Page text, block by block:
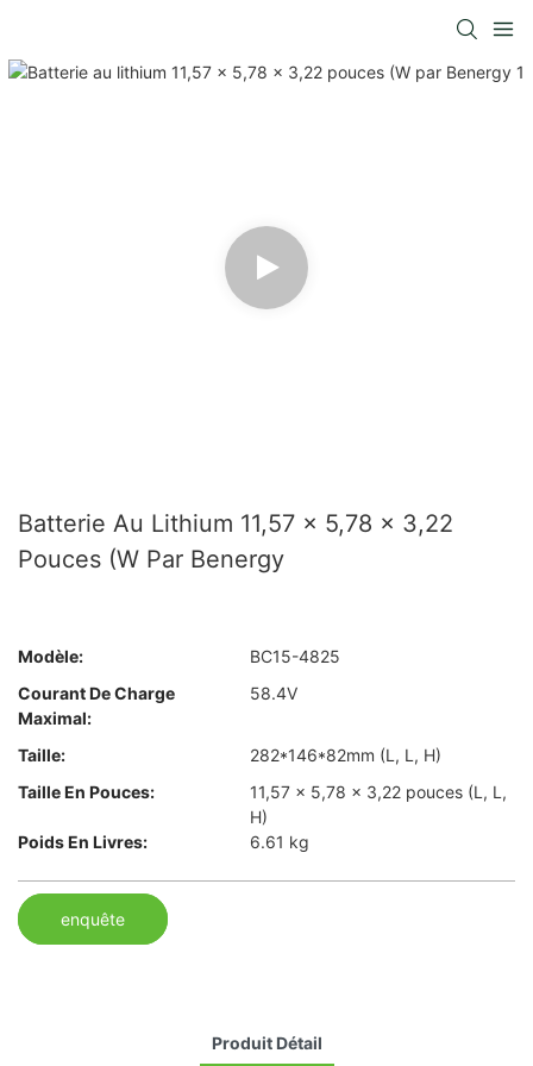
Batterie Au Lithium 11,57 × 5,78 × 3,22
Pouces (W Par Benergy
Modèle:
BC15-4825
Courant De Charge
Maximal:
58.4V
Taille:
282*146*82mm (L, L, H)
Taille En Pouces:
11,57 × 5,78 × 3,22 pouces (L, L,
H)
Poids En Livres:
6.61 kg
enquête
Produit Détail